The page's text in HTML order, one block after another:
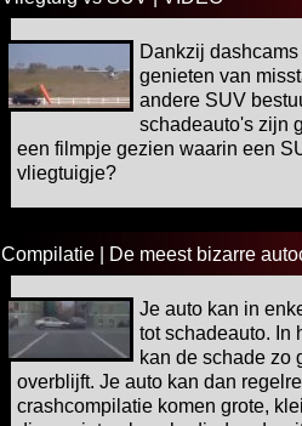
Dankzij
genieten van
andere SUV
schadeauto's zijn
een filmpje gezien waarin een
vliegtuigje?
Compilatie | De meest bizarre
Je auto kan in
tot schadeauto. In
kan de schade zo
overblijft. Je auto kan dan
crashcompilatie komen grote,